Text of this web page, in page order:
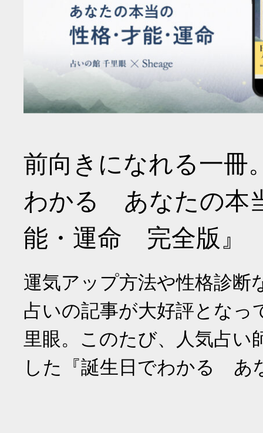
前向きになれる一冊
わかる あなたの本
能・運命 完全版』
運気アップ方法や性格診断
占いの記事が大好評となっ
里眼。このたび、人気占い
した『誕生日でわかる あ